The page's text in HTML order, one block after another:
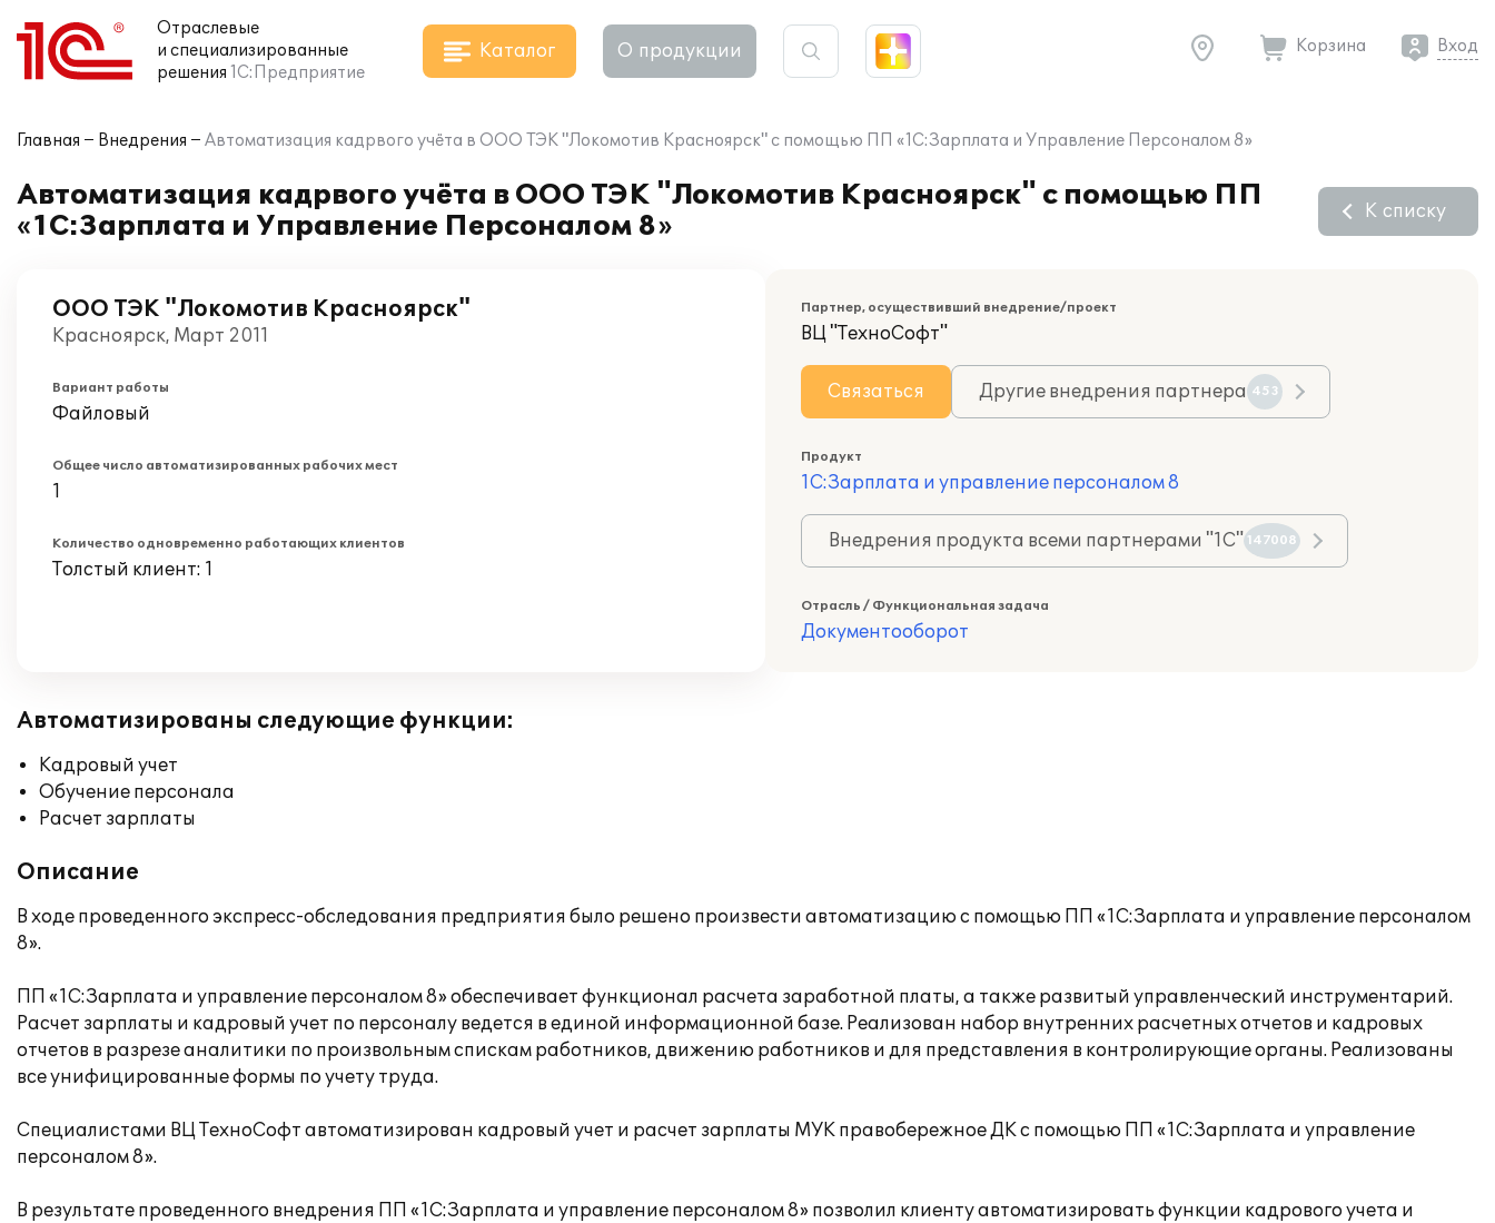
Отраслевые
и специализированные
решения 1С:Предприятие
Каталог О продукции Корзина Вход
Главная Внедрения Автоматизация кадрвого учёта в ООО ТЭК "Локомотив Красноярск" с помощью ПП «1С:Зарплата и Управление Персоналом 8»
Автоматизация кадрвого учёта в ООО ТЭК "Локомотив Красноярск" с помощью ПП
«1С:Зарплата и Управление Персоналом 8»
К списку
ООО ТЭК "Локомотив Красноярск"
Красноярск, Март 2011
Вариант работы
Файловый
Общее число автоматизированных рабочих мест
1
Количество одновременно работающих клиентов
Толстый клиент: 1
Партнер, осуществивший внедрение/проект
ВЦ "ТехноСофт"
Связаться Другие внедрения партнера 453
Продукт
1С:Зарплата и управление персоналом 8
Внедрения продукта всеми партнерами "1С" 147008
Отрасль / Функциональная задача
Документооборот
Автоматизированы следующие функции:
Кадровый учет
Обучение персонала
Расчет зарплаты
Описание
В ходе проведенного экспресс-обследования предприятия было решено произвести автоматизацию с помощью ПП «1С:Зарплата и управление персоналом
8».
ПП «1С:Зарплата и управление персоналом 8» обеспечивает функционал расчета заработной платы, а также развитый управленческий инструментарий.
Расчет зарплаты и кадровый учет по персоналу ведется в единой информационной базе. Реализован набор внутренних расчетных отчетов и кадровых
отчетов в разрезе аналитики по произвольным спискам работников, движению работников и для представления в контролирующие органы. Реализованы
все унифицированные формы по учету труда.
Специалистами ВЦ ТехноСофт автоматизирован кадровый учет и расчет зарплаты МУК правобережное ДК с помощью ПП «1С:Зарплата и управление
персоналом 8».
В результате проведенного внедрения ПП «1С:Зарплата и управление персоналом 8» позволил клиенту автоматизировать функции кадрового учета и